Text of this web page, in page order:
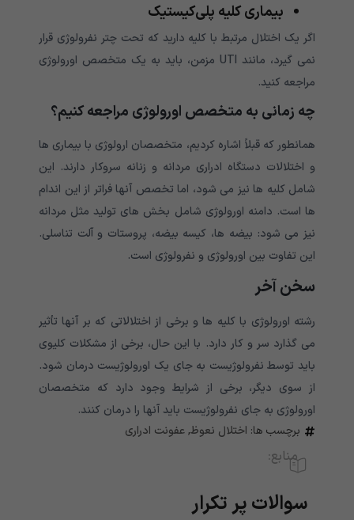
بیماری کلیه پلی‌کیستیک
اگر یک اختلال مرتبط با کلیه دارید که تحت چتر نفرولوژی قرار
نمی گیرد، مانند UTI مزمن، باید به یک متخصص اورولوژی
مراجعه کنید.
چه زمانی به متخصص اورولوژی مراجعه کنیم؟
همانطور که قبلاً اشاره کردیم، متخصصان ارولوژی با بیماری ها
و اختلالات دستگاه ادراری مردانه و زنانه سروکار دارند. این
شامل کلیه ها نیز می شود، اما تخصص آنها فراتر از این اندام
ها است. دامنه اورولوژی شامل بخش های تولید مثل مردانه
نیز می شود: بیضه ها، کیسه بیضه، پروستات و آلت تناسلی.
این تفاوت بین اورولوژی و نفرولوژی است.
سخن آخر
رشته اورولوژی با کلیه ها و برخی از اختلالاتی که بر آنها تأثیر
می گذارد سر و کار دارد. با این حال، برخی از مشکلات کلیوی
باید توسط نفرولوژیست به جای یک اورولوژیست درمان شود.
از سوی دیگر، برخی از شرایط وجود دارد که متخصصان
اورولوژی به جای نفرولوژیست باید آنها را درمان کنند.
برچسب ها: اختلال نعوظ,عفونت ادراری
منابع:
سوالات پر تکرار